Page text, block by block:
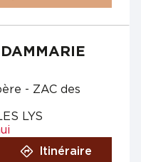
- ZAC des
LYS
Itinéraire